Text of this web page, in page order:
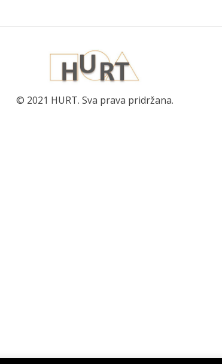
© 2021 HURT. Sva prava pridržana.